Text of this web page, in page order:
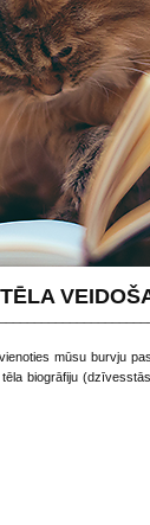
mūsu burvju
biogrāfiju